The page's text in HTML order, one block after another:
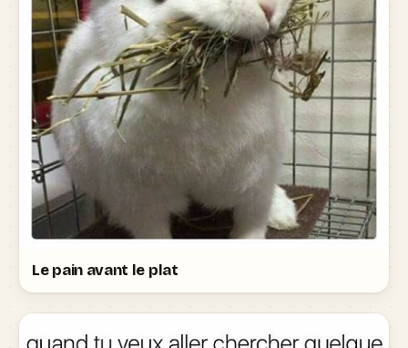
Le pain avant le plat